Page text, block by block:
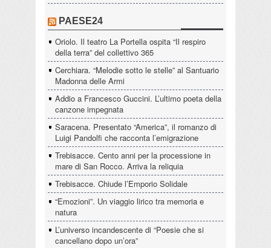
PAESE24
Oriolo. Il teatro La Portella ospita “Il respiro
della terra” del collettivo 365
Cerchiara. “Melodie sotto le stelle” al Santuario
Madonna delle Armi
Addio a Francesco Guccini. L’ultimo poeta della
canzone impegnata
Saracena. Presentato “America”, il romanzo di
Luigi Pandolfi che racconta l’emigrazione
Trebisacce. Cento anni per la processione in
mare di San Rocco. Arriva la reliquia
Trebisacce. Chiude l’Emporio Solidale
“Emozioni”. Un viaggio lirico tra memoria e
natura
L’universo incandescente di “Poesie che si
cancellano dopo un’ora”